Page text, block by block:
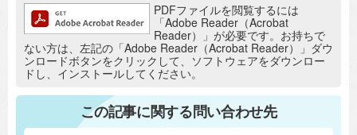
追加情報：PDFファイルPDFファイルを閲覧するには
「Adobe Reader（Acrobat
Reader）」が必要です。お持ちで
ない方は、左記の「Adobe Reader（Acrobat Reader）」ダウ
ンロードボタンをクリックして、ソフトウェアをダウンロー
ドし、インストールしてください。
この記事に関する問い合わせ先